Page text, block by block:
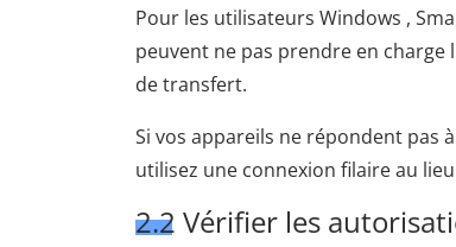
Pour les utilisateurs Windows ,
peuvent ne pas prendre en
de transfert.
Si vos appareils ne répondent pas
utilisez une connexion filaire au
2.2 Vérifier les